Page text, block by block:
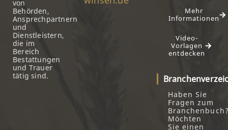
von
Behörden,
Ansprechpartnern
und
Dienstleistern,
die im
Bereich
Bestattungen
und Trauer
tätig sind.
Mehr
Informationen
Video-
Vorlagen
entdecken
Haben Sie
Fragen zum
Möchten
Sie einen